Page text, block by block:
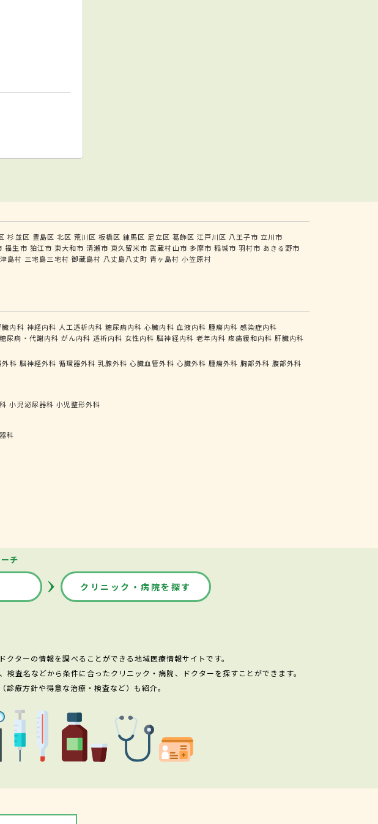
杉並区 豊島区 北区 荒川区 板橋区 練馬区 足立区 葛飾区 江戸川区 八王子市 立川市
福生市 狛江市 東大和市 清瀬市 東久留米市 武蔵村山市 多摩市 稲城市 羽村市 あきる野市
島村 三宅島三宅村 御蔵島村 八丈島八丈町 青ヶ島村 小笠原村
臓内科 神経内科 人工透析内科 糖尿病内科 心臓内科 血液内科 腫瘍内科 感染症内科
糖尿病・代謝内科 がん内科 透析内科 女性内科 脳神経内科 老年内科 疼痛緩和内科 肝臓内科
外科 脳神経外科 循環器外科 乳腺外科 心臓血管外科 心臓外科 腫瘍外科 胸部外科 腹部外科
小児泌尿器科 小児整形外科
科
チ
クリニック・病院を探す
ターの情報を調べることができる地域医療情報サイトです。
査名などから条件に合ったクリニック・病院、ドクターを探すことができます。
療方針や得意な治療・検査など）も紹介。